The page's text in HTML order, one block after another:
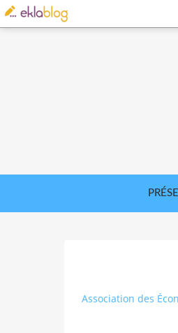
Association des